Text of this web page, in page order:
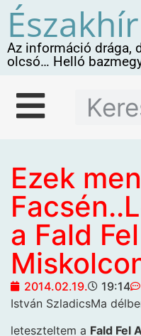
Az információ drága,
olcsó… Helló
Ezek
a Fald
2014.02.19. 19:14
István SzladicsMa
leteszteltem a Fald Fel